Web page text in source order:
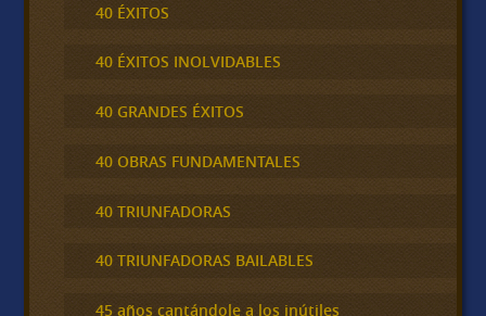
40 ÉXITOS
40 ÉXITOS INOLVIDABLES
40 GRANDES ÉXITOS
40 OBRAS FUNDAMENTALES
40 TRIUNFADORAS
40 TRIUNFADORAS BAILABLES
45 años cantándole a los inútiles